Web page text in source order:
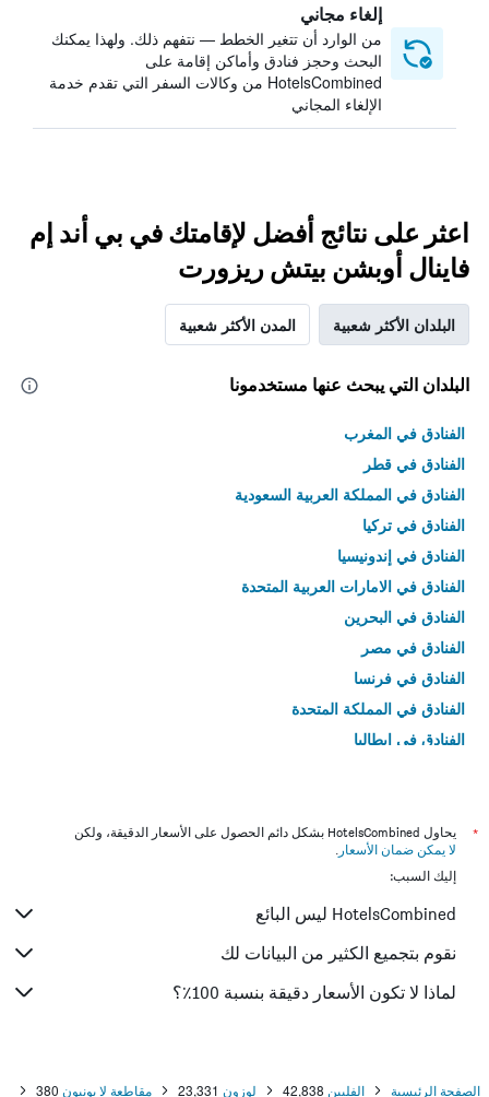
إلغاء مجاني
من الوارد أن تتغير الخطط — نتفهم ذلك. ولهذا يمكنك
البحث وحجز فنادق وأماكن إقامة على
HotelsCombined من وكالات السفر التي تقدم خدمة
الإلغاء المجاني
اعثر على نتائج أفضل لإقامتك في بي أند إم
فاينال أوبشن بيتش ريزورت
البلدان الأكثر شعبية المدن الأكثر شعبية
البلدان التي يبحث عنها مستخدمونا
الفنادق في المغرب
الفنادق في قطر
الفنادق في المملكة العربية السعودية
الفنادق في تركيا
الفنادق في إندونيسيا
الفنادق في الامارات العربية المتحدة
الفنادق في البحرين
الفنادق في مصر
الفنادق في فرنسا
الفنادق في المملكة المتحدة
الفنادق في إيطاليا
*
يحاول HotelsCombined بشكل دائم الحصول على الأسعار الدقيقة، ولكن
لا يمكن ضمان الأسعار .
إليك السبب:
HotelsCombined ليس البائع
نقوم بتجميع الكثير من البيانات لك
لماذا لا تكون الأسعار دقيقة بنسبة 100٪؟
الصفحة الرئيسية الفلبين 42,838 لوزون 23,331 مقاطعة لا يونيون 380